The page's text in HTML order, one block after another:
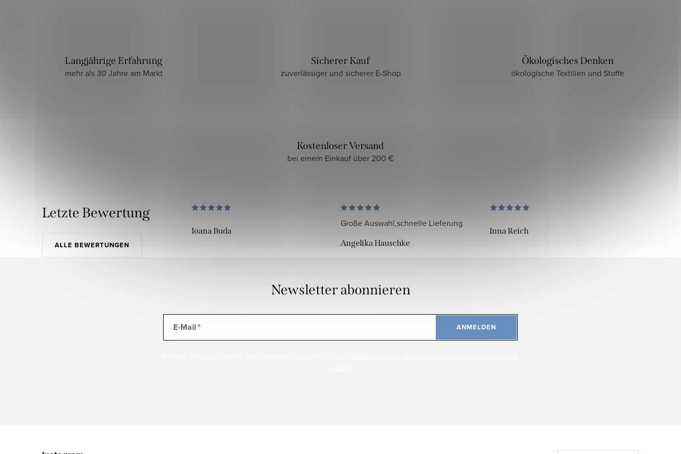
Langjährige Erfahrung
mehr als 30 Jahre am Markt
Sicherer Kauf
zuverlässiger und sicherer E-Shop
Ökologisches Denken
ökologische Textilien und Stoffe
Kostenloser Versand
bei einem Einkauf über 200 €
Letzte Bewertung
ALLE BEWERTUNGEN
Ioana Buda
Große Auswahl,schnelle Lieferung
Angelika Hauschke
Inna Reich
Newsletter abonnieren
E-Mail ANMELDEN